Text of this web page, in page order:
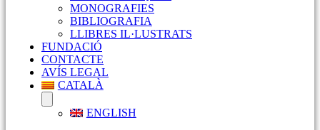
MONOGRAFIES
BIBLIOGRAFIA
LLIBRES IL·LUSTRATS
FUNDACIÓ
CONTACTE
AVÍS LEGAL
CATALÀ
ENGLISH